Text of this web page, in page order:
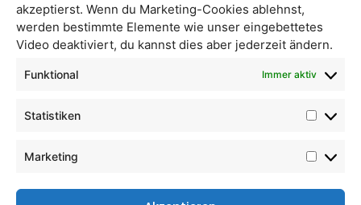
akzeptierst. Wenn du Marketing-Cookies ablehnst,
werden bestimmte Elemente wie unser eingebettetes
Video deaktiviert, du kannst dies aber jederzeit ändern.
Funktional Immer aktiv
Statistiken
Marketing
Apfelsaft Maschantzker Apfelsaft „klar“